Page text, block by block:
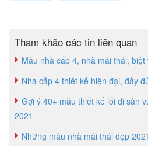
Tham khảo các tin liên quan
Mẫu nhà cấp 4, nhà mái thái,
Nhà cấp 4 thiết kế hiện đại, đầy
Gợi ý 40+ mẫu thiết kế lối đi sân
2021
Những mẫu nhà mái thái đẹp 2021